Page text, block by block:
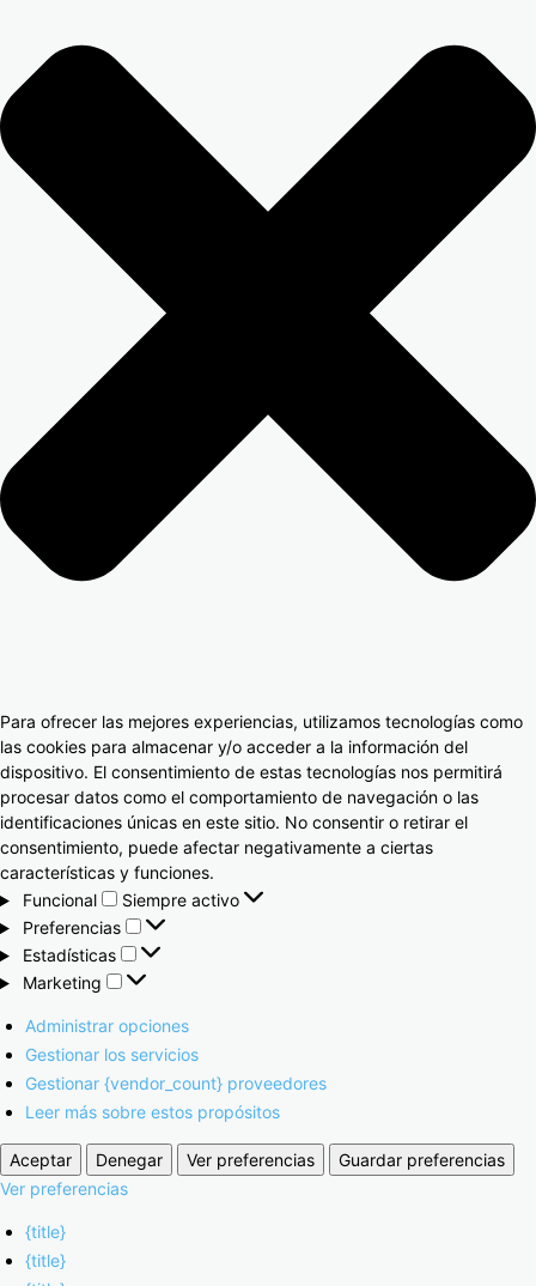
Para ofrecer las mejores experiencias, utilizamos tecnologías como
las cookies para almacenar y/o acceder a la información del
dispositivo. El consentimiento de estas tecnologías nos permitirá
procesar datos como el comportamiento de navegación o las
identificaciones únicas en este sitio. No consentir o retirar el
consentimiento, puede afectar negativamente a ciertas
características y funciones.
Funcional
Siempre activo
Preferencias
Estadísticas
Marketing
Administrar opciones
Gestionar los servicios
Gestionar {vendor_count} proveedores
Leer más sobre estos propósitos
Aceptar Denegar Ver preferencias
Guardar preferencias
Ver preferencias
{title}
{title}